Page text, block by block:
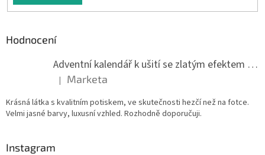
Hodnocení
Adventní kalendář k ušití se zlatým efektem 042Q
Hodnocení produktu je 5 z 5 hvězdiček.
| Marketa
Krásná látka s kvalitním potiskem, ve skutečnosti hezčí než na fotce.
Velmi jasné barvy, luxusní vzhled. Rozhodně doporučuji.
Instagram